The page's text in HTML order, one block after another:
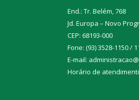
End.: Tr. Belém, 768
Jd. Europa – Novo
CEP: 68193-000
Fone: (93) 3528-1150 /
E-mail:
Horário de